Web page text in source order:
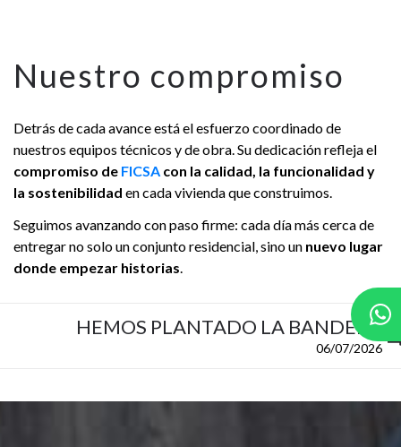
Nuestro compromiso
Detrás de cada avance está el esfuerzo coordinado de
nuestros equipos técnicos y de obra. Su dedicación refleja el
compromiso de FICSA con la calidad, la funcionalidad y
la sostenibilidad en cada vivienda que construimos.
Seguimos avanzando con paso firme: cada día más cerca de
entregar no solo un conjunto residencial, sino un nuevo lugar
donde empezar historias
HEMOS PLANTADO LA BANDERA
06/07/2026